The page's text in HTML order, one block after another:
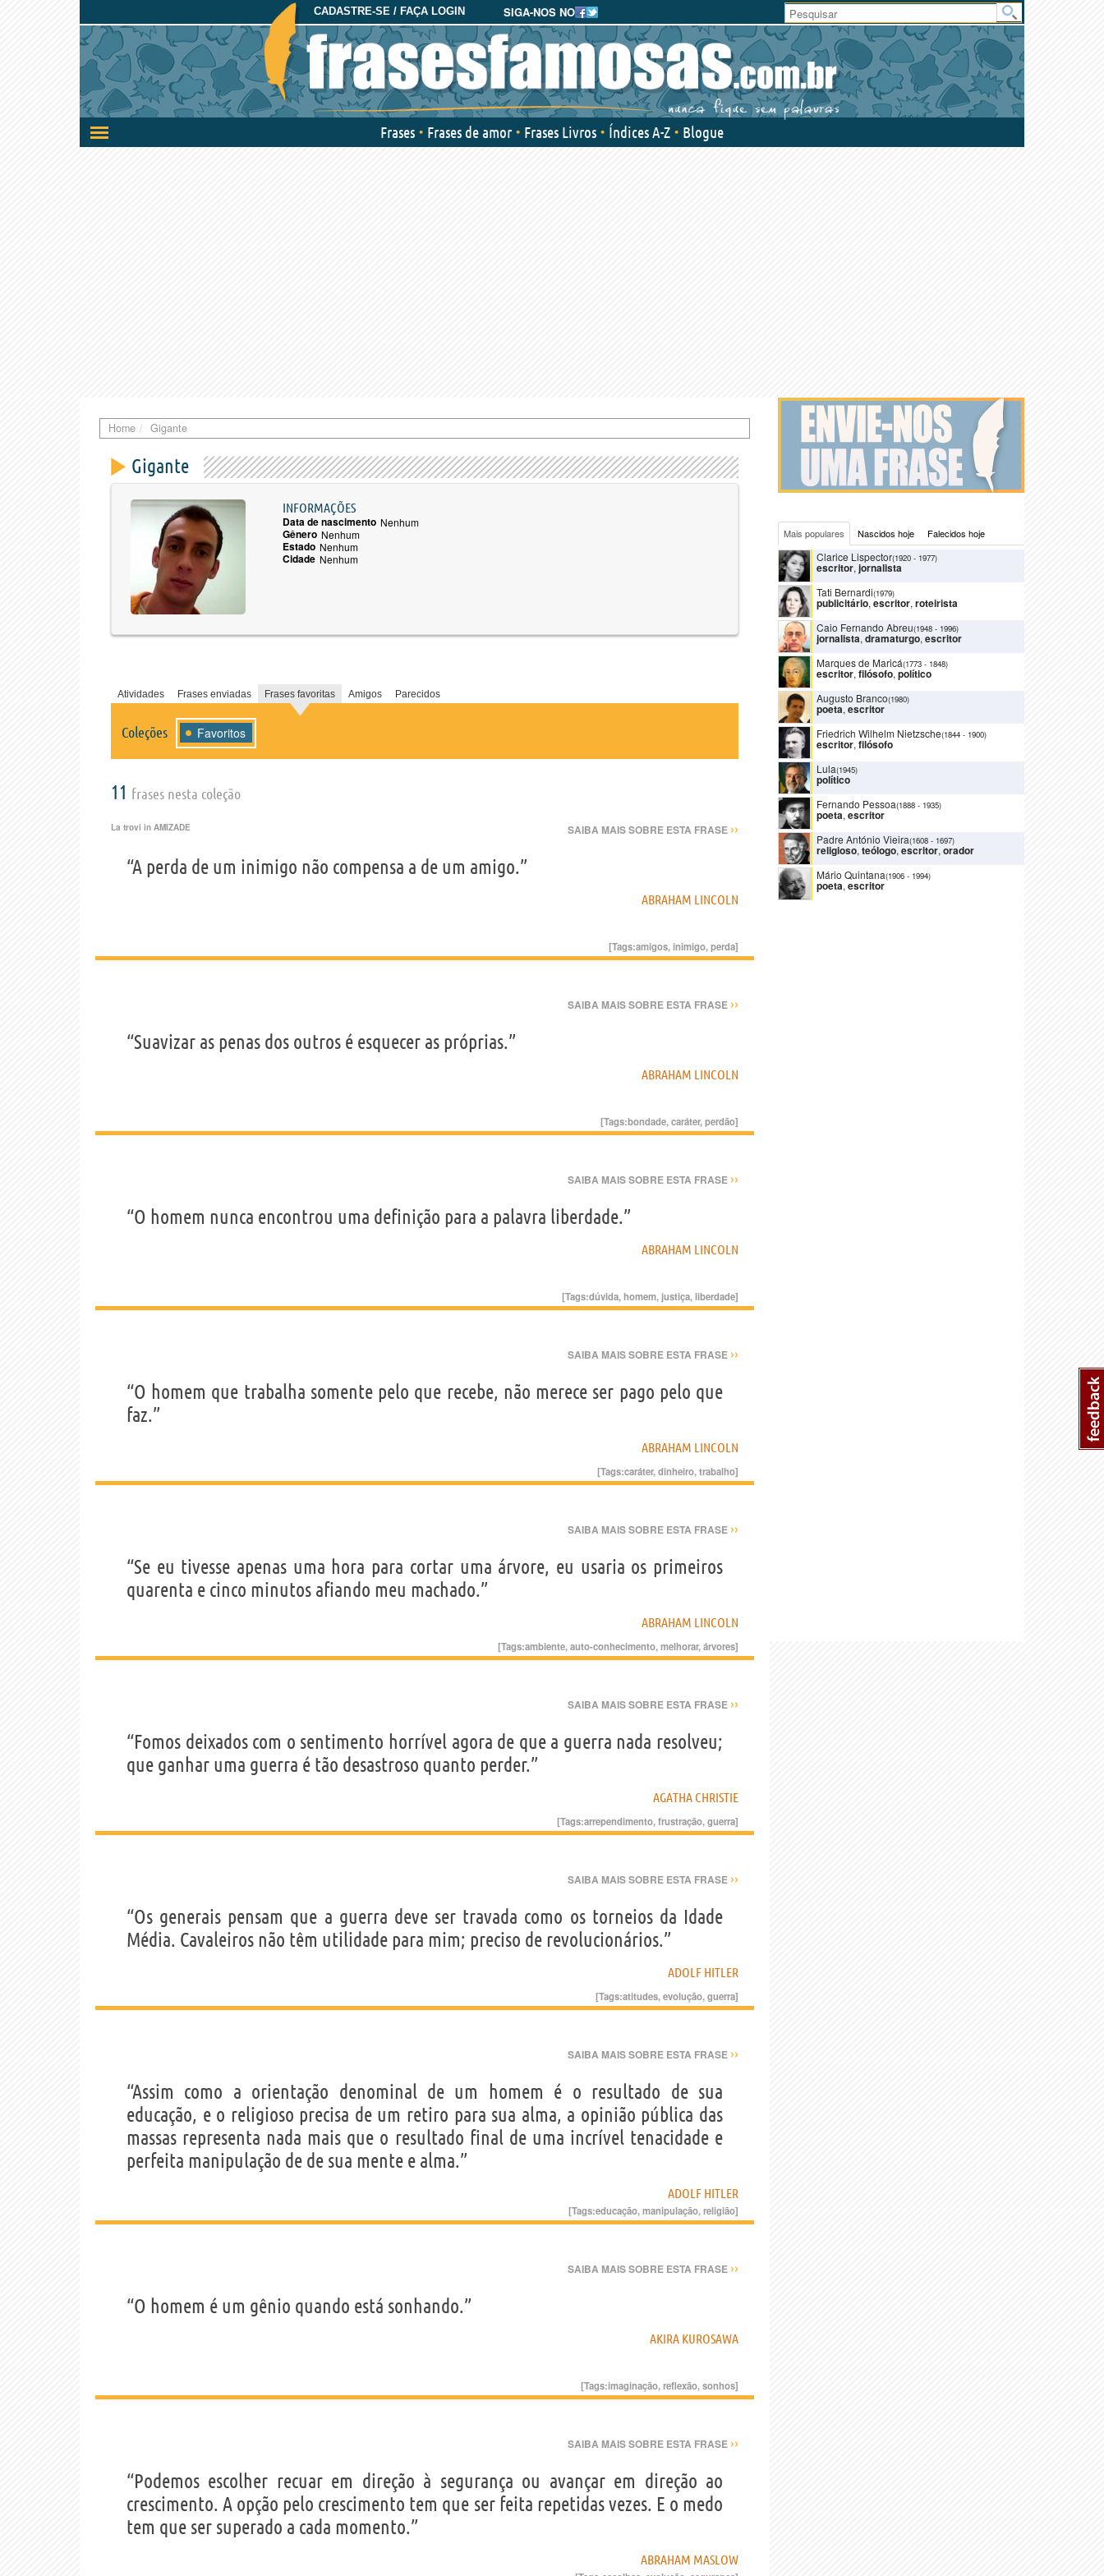
SIGA-NOS NO
CADASTRE-SE / FAÇA LOGIN
Ativar/desativar
a
Área
do
Usuário
Frases Frases de amor Frases Livros Índices A-Z Blogue
Home Gigante
Gigante
INFORMAÇÕES
Data de nascimento Nenhum
Gênero Nenhum
Estado Nenhum
Cidade Nenhum
Atividades Frases enviadas Frases favoritas Amigos Parecidos
Coleções Favoritos
11 frases nesta coleção
La trovi in AMIZADE SAIBA MAIS SOBRE ESTA FRASE ››
“A perda de um inimigo não compensa a de um amigo.”
ABRAHAM LINCOLN
[Tags:amigos,inimigo,perda]
SAIBA MAIS SOBRE ESTA FRASE ››
“Suavizar as penas dos outros é esquecer as próprias.”
ABRAHAM LINCOLN
[Tags:bondade,caráter,perdão]
SAIBA MAIS SOBRE ESTA FRASE ››
“O homem nunca encontrou uma definição para a palavra liberdade.”
ABRAHAM LINCOLN
[Tags:dúvida,homem, justiça,liberdade]
SAIBA MAIS SOBRE ESTA FRASE ››
“O homem que trabalha somente pelo que recebe, não merece ser pago pelo que
faz.”
ABRAHAM LINCOLN
[Tags:caráter,dinheiro,trabalho]
SAIBA MAIS SOBRE ESTA FRASE ››
“Se eu tivesse apenas uma hora para cortar uma árvore, eu usaria os primeiros
quarenta e cinco minutos afiando meu machado.”
ABRAHAM LINCOLN
[Tags:ambiente,auto-conhecimento,melhorar,árvores]
SAIBA MAIS SOBRE ESTA FRASE ››
“Fomos deixados com o sentimento horrível agora de que a guerra nada resolveu;
que ganhar uma guerra é tão desastroso quanto perder.”
AGATHA CHRISTIE
[Tags:arrependimento,frustração,guerra]
SAIBA MAIS SOBRE ESTA FRASE ››
“Os generais pensam que a guerra deve ser travada como os torneios da Idade
Média. Cavaleiros não têm utilidade para mim; preciso de revolucionários.”
ADOLF HITLER
[Tags:atitudes,evolução,guerra]
SAIBA MAIS SOBRE ESTA FRASE ››
“Assim como a orientação denominal de um homem é o resultado de sua
educação, e o religioso precisa de um retiro para sua alma, a opinião pública das
massas representa nada mais que o resultado final de uma incrível tenacidade e
perfeita manipulação de de sua mente e alma.”
ADOLF HITLER
[Tags:educação,manipulação,religião]
SAIBA MAIS SOBRE ESTA FRASE ››
“O homem é um gênio quando está sonhando.”
AKIRA KUROSAWA
[Tags:imaginação,reflexão,sonhos]
SAIBA MAIS SOBRE ESTA FRASE ››
“Podemos escolher recuar em direção à segurança ou avançar em direção ao
crescimento. A opção pelo crescimento tem que ser feita repetidas vezes. E o medo
tem que ser superado a cada momento.”
ABRAHAM MASLOW
Mais populares Nascidos hoje Falecidos hoje
Clarice Lispector(1920 - 1977)
escritor, jornalista
Tati Bernardi(1979)
publicitário, escritor, roteirista
Caio Fernando Abreu(1948 - 1996)
jornalista, dramaturgo, escritor
Marques de Maricá(1773 - 1848)
escritor, filósofo, político
Augusto Branco(1980)
poeta, escritor
Friedrich Wilhelm Nietzsche(1844 - 1900)
escritor, filósofo
Lula(1945)
político
Fernando Pessoa(1888 - 1935)
poeta, escritor
Padre António Vieira(1608 - 1697)
religioso, teólogo, escritor, orador
Mário Quintana(1906 - 1994)
poeta, escritor